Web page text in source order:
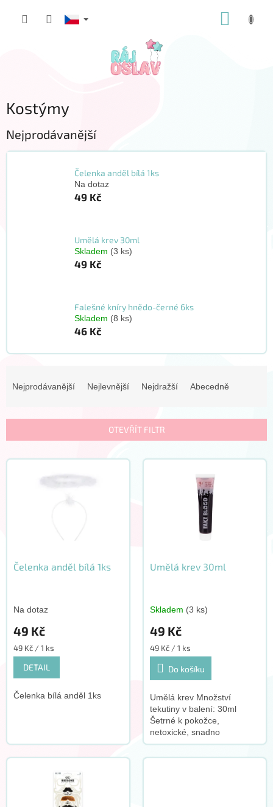
Kostýmy
Nejprodávanější
Čelenka anděl bílá 1ks
Na dotaz
49 Kč
Umělá krev 30ml
Skladem (3 ks)
49 Kč
Falešné kníry hnědo-černé 6ks
Skladem (8 ks)
46 Kč
í
r
Nejprodávanější Nejlevnější Nejdražší Abecedně
OTEVŘÍT FILTR
V
Čelenka anděl bílá 1ks
Na dotaz
49 Kč
Měrná
cena:
49 Kč / 1 ks
DETAIL
Čelenka bílá anděl 1ks
Umělá krev 30ml
Skladem (3 ks)
49 Kč
Měrná
cena:
49 Kč / 1 ks
Do košíku
Umělá krev Množství
tekutiny v balení: 30ml
Šetrné k pokožce,
netoxické, snadno
omyvatelné Složení: Voda
39%, Dextrin 40%,